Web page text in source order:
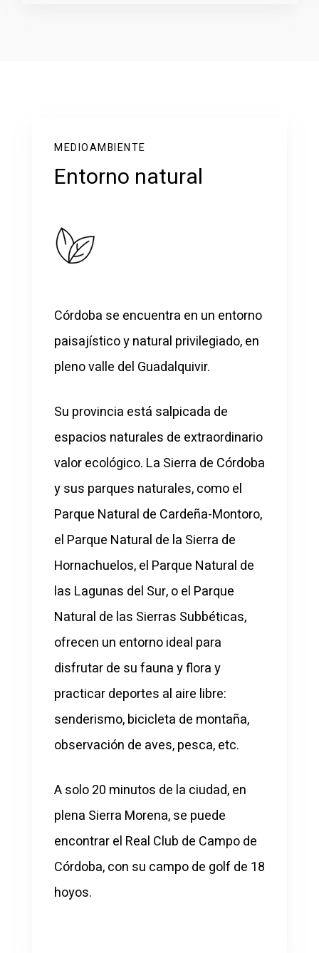
MEDIOAMBIENTE
Entorno natural
Córdoba se encuentra en un entorno
paisajístico y natural privilegiado, en
pleno valle del Guadalquivir.
Su provincia está salpicada de
espacios naturales de extraordinario
valor ecológico. La Sierra de Córdoba
y sus parques naturales, como el
Parque Natural de Cardeña-Montoro,
el Parque Natural de la Sierra de
Hornachuelos, el Parque Natural de
las Lagunas del Sur, o el Parque
Natural de las Sierras Subbéticas,
ofrecen un entorno ideal para
disfrutar de su fauna y flora y
practicar deportes al aire libre:
senderismo, bicicleta de montaña,
observación de aves, pesca, etc.
A solo 20 minutos de la ciudad, en
plena Sierra Morena, se puede
encontrar el Real Club de Campo de
Córdoba, con su campo de golf de 18
hoyos.